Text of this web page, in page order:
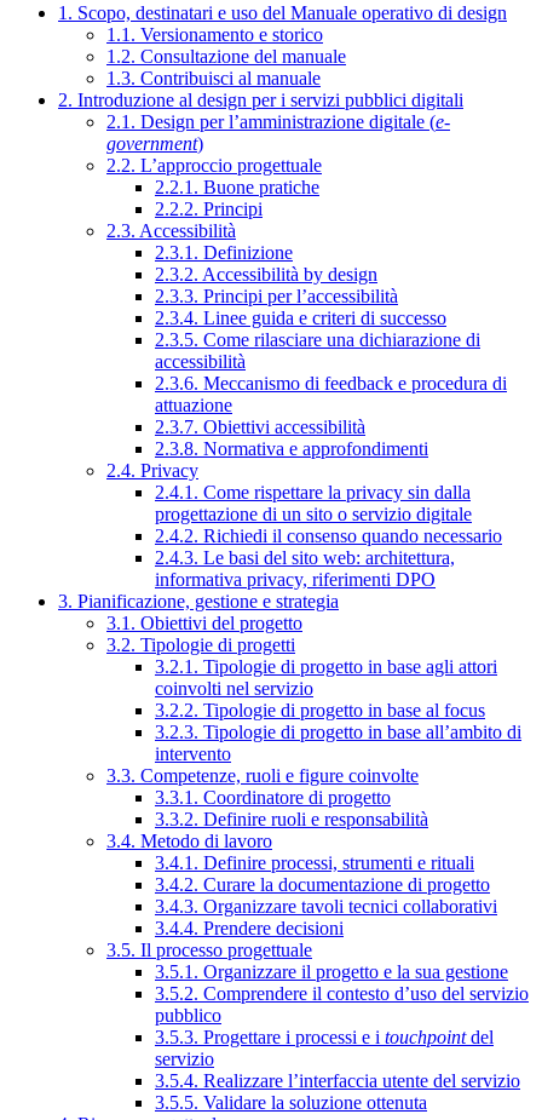
1. Scopo, destinatari e uso del Manuale operativo di design
1.1. Versionamento e storico
1.2. Consultazione del manuale
1.3. Contribuisci al manuale
2. Introduzione al design per i servizi pubblici digitali
2.1. Design per l’amministrazione digitale (e-
government)
2.2. L’approccio progettuale
2.2.1. Buone pratiche
2.2.2. Principi
2.3. Accessibilità
2.3.1. Definizione
2.3.2. Accessibilità by design
2.3.3. Principi per l’accessibilità
2.3.4. Linee guida e criteri di successo
2.3.5. Come rilasciare una dichiarazione di
accessibilità
2.3.6. Meccanismo di feedback e procedura di
attuazione
2.3.7. Obiettivi accessibilità
2.3.8. Normativa e approfondimenti
2.4. Privacy
2.4.1. Come rispettare la privacy sin dalla
progettazione di un sito o servizio digitale
2.4.2. Richiedi il consenso quando necessario
2.4.3. Le basi del sito web: architettura,
informativa privacy, riferimenti DPO
3. Pianificazione, gestione e strategia
3.1. Obiettivi del progetto
3.2. Tipologie di progetti
3.2.1. Tipologie di progetto in base agli attori
coinvolti nel servizio
3.2.2. Tipologie di progetto in base al focus
3.2.3. Tipologie di progetto in base all’ambito di
intervento
3.3. Competenze, ruoli e figure coinvolte
3.3.1. Coordinatore di progetto
3.3.2. Definire ruoli e responsabilità
3.4. Metodo di lavoro
3.4.1. Definire processi, strumenti e rituali
3.4.2. Curare la documentazione di progetto
3.4.3. Organizzare tavoli tecnici collaborativi
3.4.4. Prendere decisioni
3.5. Il processo progettuale
3.5.1. Organizzare il progetto e la sua gestione
3.5.2. Comprendere il contesto d’uso del servizio
pubblico
3.5.3. Progettare i processi e i touchpointdel
servizio
3.5.4. Realizzare l’interfaccia utente del servizio
3.5.5. Validare la soluzione ottenuta